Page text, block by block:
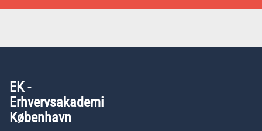
EK -
Erhvervsakademi
København